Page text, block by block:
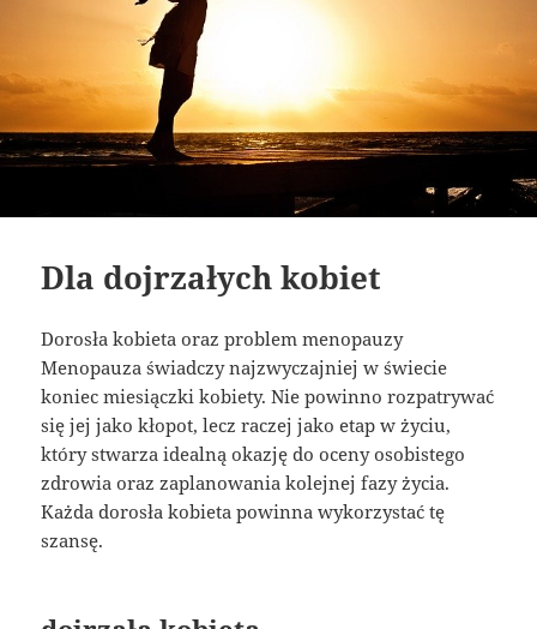
Dla dojrzałych kobiet
Dorosła kobieta oraz problem menopauzy
Menopauza świadczy najzwyczajniej w świecie
koniec miesiączki kobiety. Nie powinno rozpatrywać
się jej jako kłopot, lecz raczej jako etap w życiu,
który stwarza idealną okazję do oceny osobistego
zdrowia oraz zaplanowania kolejnej fazy życia.
Każda dorosła kobieta powinna wykorzystać tę
szansę.